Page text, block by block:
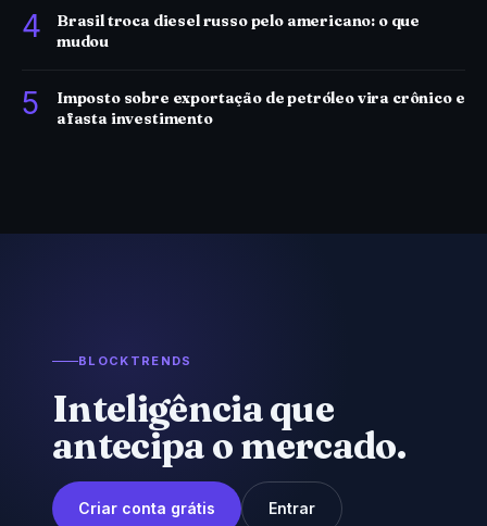
4
Brasil troca diesel russo pelo americano: o que
mudou
5
Imposto sobre exportação de petróleo vira crônico e
afasta investimento
BLOCKTRENDS
Inteligência que
antecipa o mercado.
Criar conta grátis Entrar